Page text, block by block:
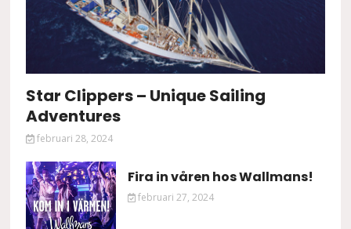
Star Clippers – Unique Sailing
Adventures
februari 28, 2024
Fira in våren hos Wallmans!
februari 27, 2024